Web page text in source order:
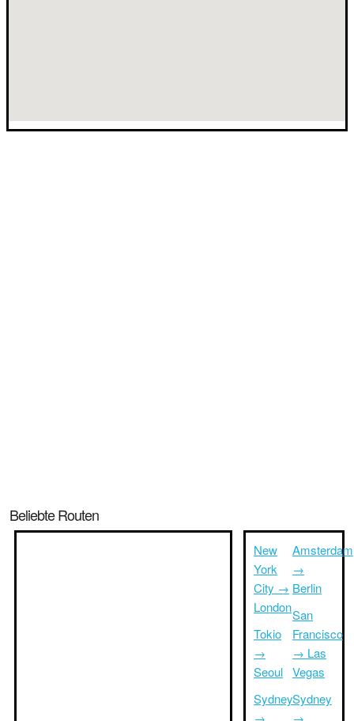
Beliebte Routen
New
York
City →
London
Tokio
→
Seoul
Sydney
→
Amsterdam
→
Berlin
San
Francisco
→ Las
Vegas
Sydney
→